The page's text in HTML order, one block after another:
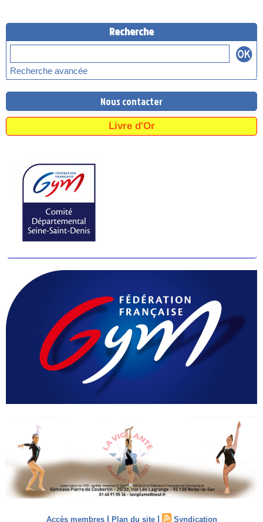
Recherche
Recherche avancée
Nous contacter
Livre d'Or
Accès membres | Plan du site | Syndication